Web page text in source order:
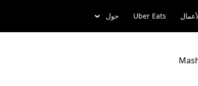
Uber Eats حول